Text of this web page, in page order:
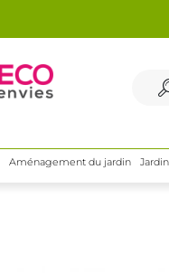
Aménagement du jardin